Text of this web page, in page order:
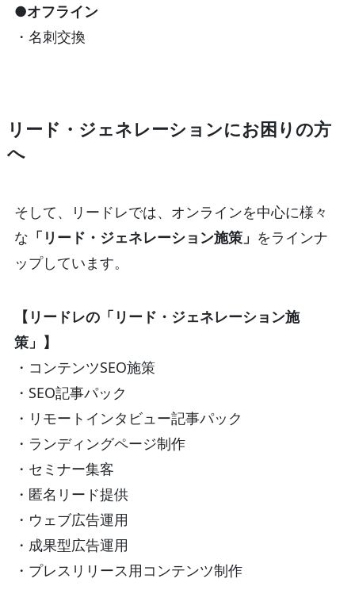
●オフライン
・名刺交換
リード・ジェネレーションにお困りの方
へ
そして、リードレでは、オンラインを中心に様々
な 「リード・ジェネレーション施策」 をラインナ
ップしています。
【リードレの「リード・ジェネレーション施
策」】
・コンテンツSEO施策
・SEO記事パック
・リモートインタビュー記事パック
・ランディングページ制作
・セミナー集客
・匿名リード提供
・ウェブ広告運用
・成果型広告運用
・プレスリリース用コンテンツ制作